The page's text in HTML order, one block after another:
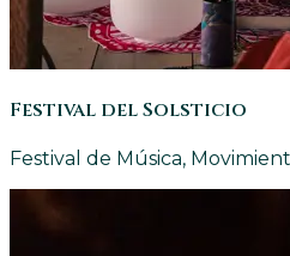
Festival del Solsticio
Festival de Música,